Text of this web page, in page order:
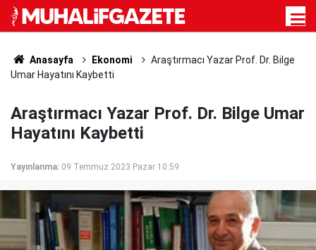
Anasayfa Ekonomi
Araştırmacı Yazar Prof. Dr. Bilge
Umar Hayatını Kaybetti
Araştırmacı Yazar Prof. Dr. Bilge Umar
Hayatını Kaybetti
Yayınlanma: 09 Temmuz 2023 Pazar 10:59